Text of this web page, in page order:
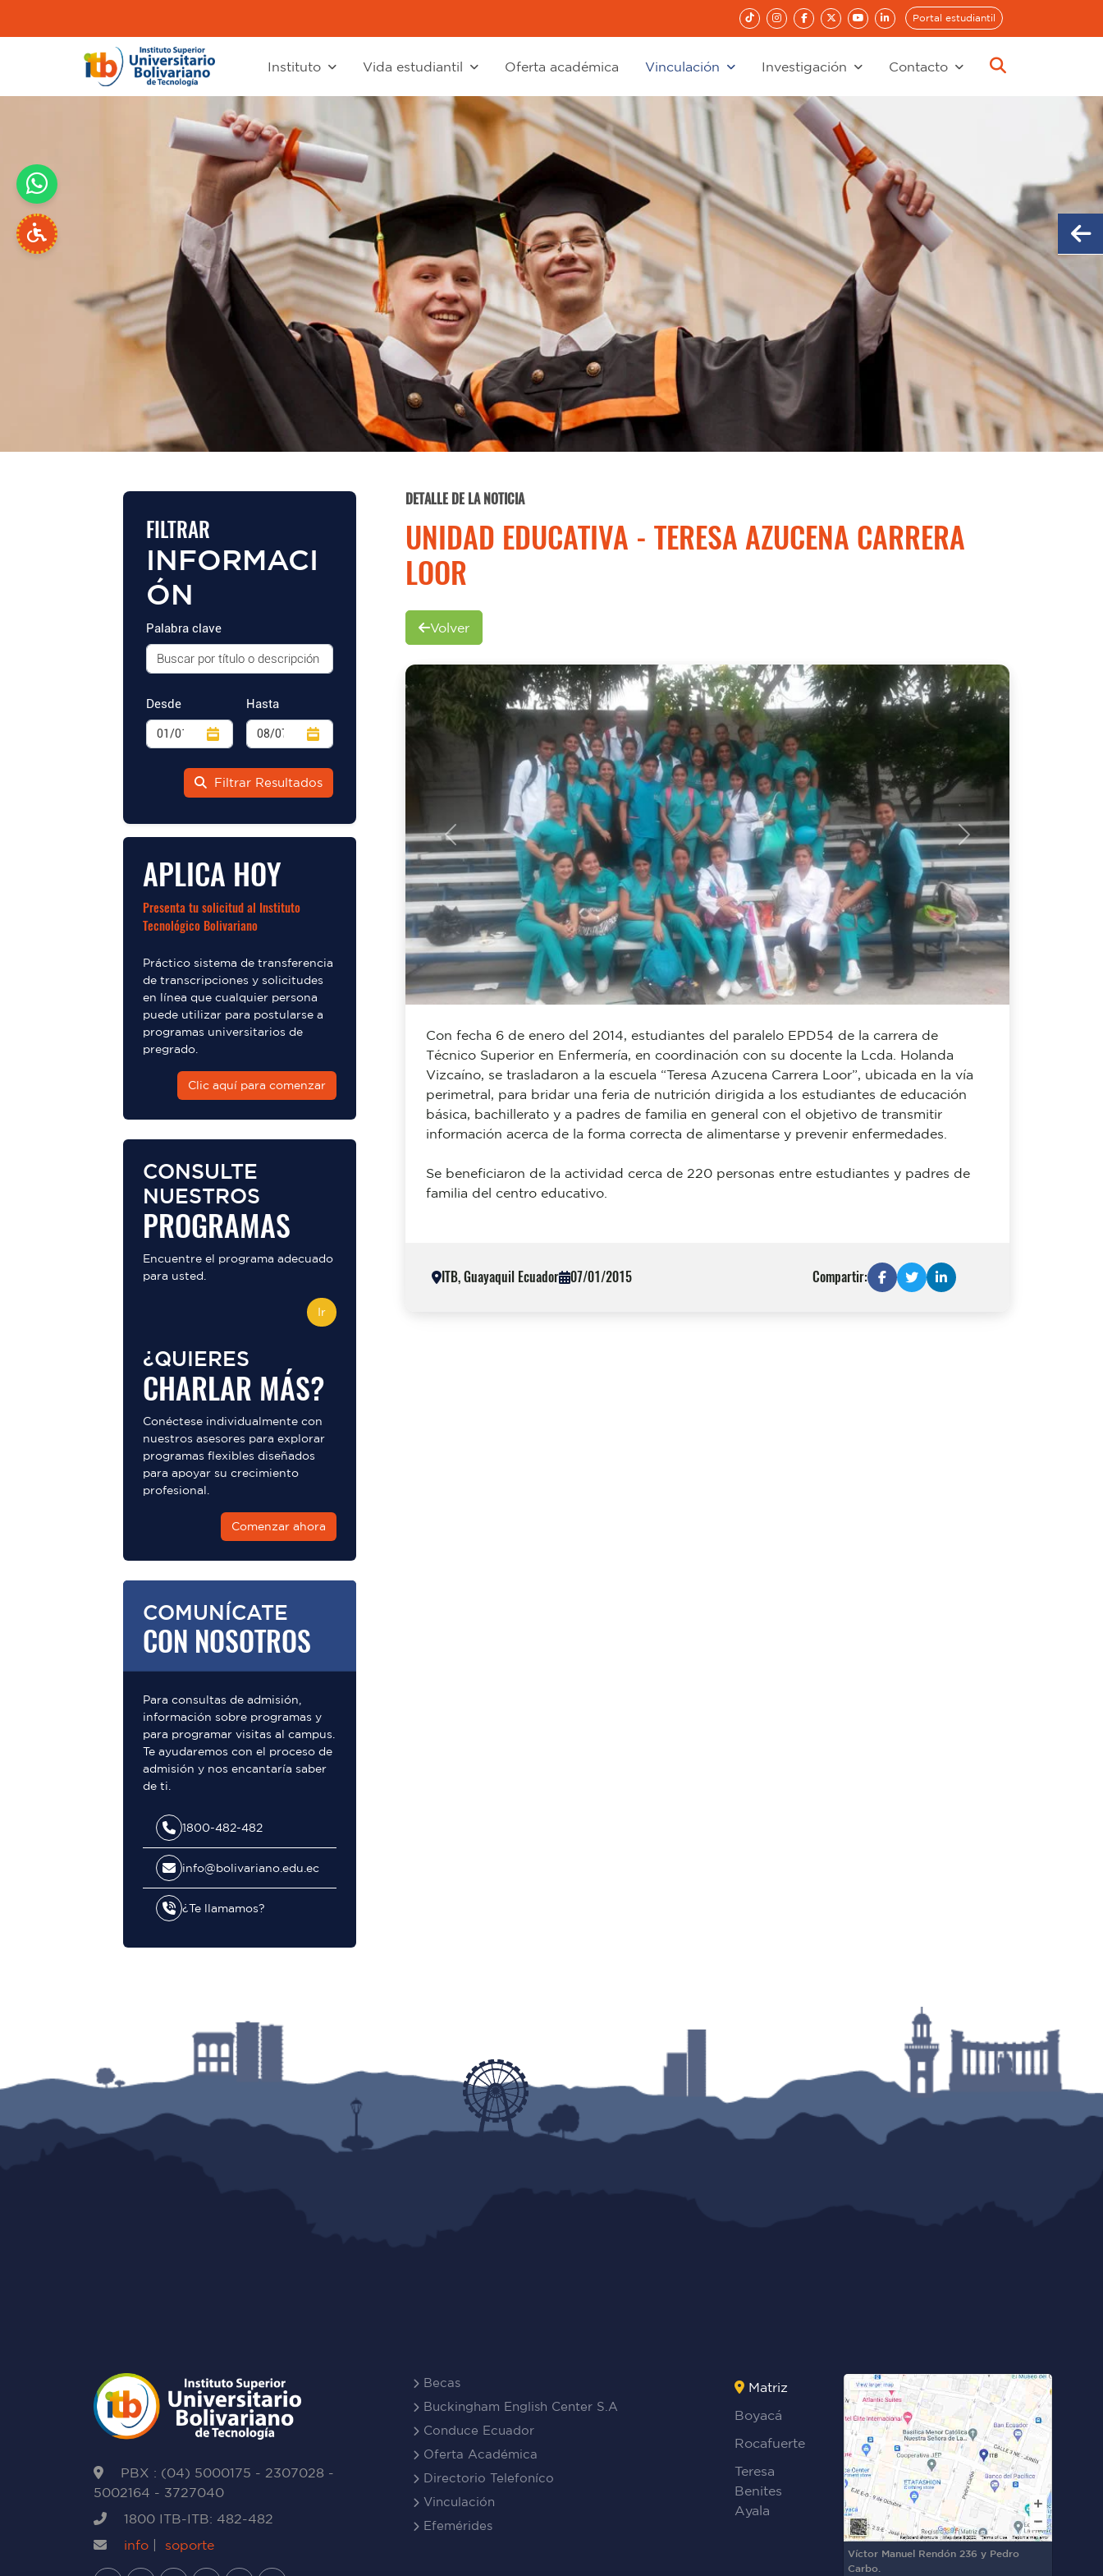
Portal estudiantil
Instituto Vida estudiantil Oferta académica Vinculación Investigación Contacto
FILTRAR
INFORMACI
ÓN
Palabra clave
Desde Hasta
Filtrar Resultados
APLICA HOY
Presenta tu solicitud al Instituto
Tecnológico Bolivariano
Práctico sistema de transferencia
de transcripciones y solicitudes
en línea que cualquier persona
puede utilizar para postularse a
programas universitarios de
pregrado.
Clic aquí para comenzar
CONSULTE
NUESTROS
PROGRAMAS
Encuentre el programa adecuado
para usted.
Ir
¿QUIERES
CHARLAR MÁS?
Conéctese individualmente con
nuestros asesores para explorar
programas flexibles diseñados
para apoyar su crecimiento
profesional.
Comenzar ahora
COMUNÍCATE
CON NOSOTROS
Para consultas de admisión,
información sobre programas y
para programar visitas al campus.
Te ayudaremos con el proceso de
admisión y nos encantaría saber
de ti.
1800-482-482
info@bolivariano.edu.ec
¿Te llamamos?
DETALLE DE LA NOTICIA
UNIDAD EDUCATIVA - TERESA AZUCENA CARRERA
LOOR
Volver
Previous Next
Con fecha 6 de enero del 2014, estudiantes del paralelo EPD54 de la carrera de
Técnico Superior en Enfermería, en coordinación con su docente la Lcda. Holanda
Vizcaíno, se trasladaron a la escuela “Teresa Azucena Carrera Loor”, ubicada en la vía
perimetral, para bridar una feria de nutrición dirigida a los estudiantes de educación
básica, bachillerato y a padres de familia en general con el objetivo de transmitir
información acerca de la forma correcta de alimentarse y prevenir enfermedades.
Se beneficiaron de la actividad cerca de 220 personas entre estudiantes y padres de
familia del centro educativo.
ITB, Guayaquil Ecuador 07/01/2015 Compartir:
PBX : (04) 5000175 - 2307028 -
5002164 - 3727040
1800 ITB-ITB: 482-482
info
soporte
Becas
Buckingham English Center S.A
Conduce Ecuador
Oferta Académica
Directorio Telefoníco
Vinculación
Efemérides
Matriz
Boyacá
Rocafuerte
Teresa
Benites
Ayala
Víctor Manuel Rendón 236 y Pedro
Carbo.